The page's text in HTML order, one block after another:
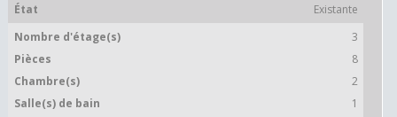
État
Existante
Nombre d'étage(s)
3
Pièces
8
Chambre(s)
2
Salle(s) de bain
1